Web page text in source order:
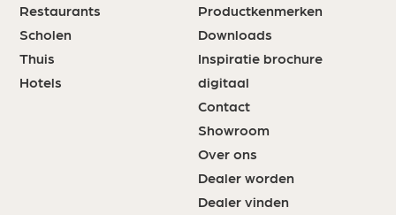
Restaurants
Scholen
Thuis
Hotels
Productkenmerken
Downloads
Inspiratie brochure
digitaal
Contact
Showroom
Over ons
Dealer worden
Dealer vinden